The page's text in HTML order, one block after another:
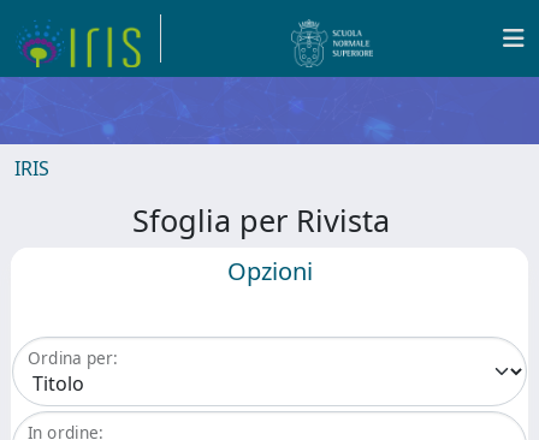
IRIS
Sfoglia per Rivista
Opzioni
Ordina per:
In ordine: